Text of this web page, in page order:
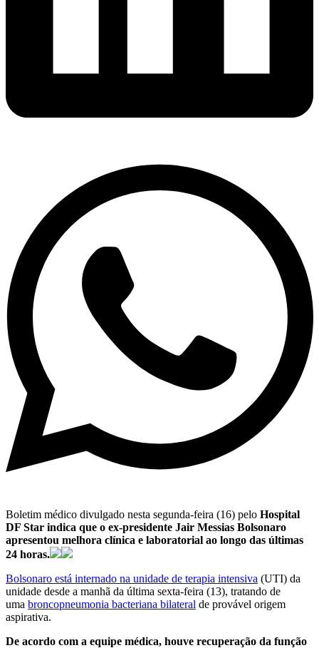
Boletim médico divulgado nesta segunda-feira (16) pelo Hospital
DF Star indica que o ex-presidente Jair Messias Bolsonaro
apresentou melhora clínica e laboratorial ao longo das últimas
24 horas.
Bolsonaro está internado na unidade de terapia intensiva (UTI) da
unidade desde a manhã da última sexta-feira (13), tratando de
uma broncopneumonia bacteriana bilateral de provável origem
aspirativa.
De acordo com a equipe médica, houve recuperação da função